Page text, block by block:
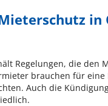
in
Regelungen, die den
brauchen für
Auch die